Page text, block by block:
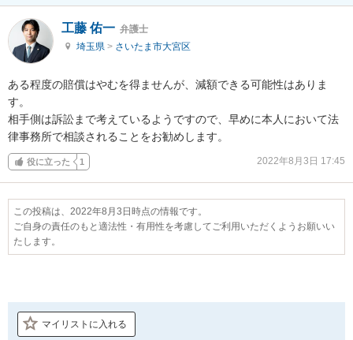
工藤 佑一 弁護士
埼玉県 > さいたま市大宮区
ある程度の賠償はやむを得ませんが、減額できる可能性はありま
す。
相手側は訴訟まで考えているようですので、早めに本人において法
律事務所で相談されることをお勧めします。
役に立った 1 2022年8月3日 17:45
この投稿は、2022年8月3日時点の情報です。
ご自身の責任のもと適法性・有用性を考慮してご利用いただくようお願いい
たします。
マイリストに入れる